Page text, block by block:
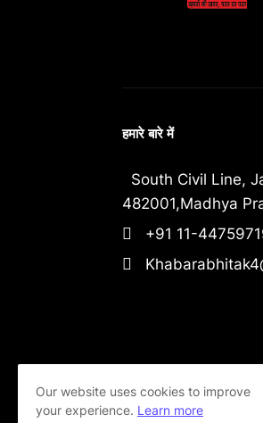
हमारे बारे में
South Civil Line,
482001,Madhya
+91 11-
Our website uses cookies to improve
your experience. Learn more